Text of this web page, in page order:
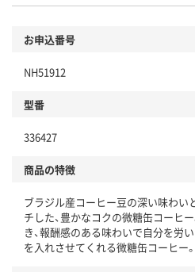
本体
仕組
この商品の環境配慮ポイントです。
アスクル商品環境スコア詳細／加点
お申込番号
NH51912
型番
336427
商品の特徴
ブラジル産コーヒー豆の深い味わい
チした、豊かなコクの微糖缶コーヒ
き、報酬感のある味わいで自分を労い
を入れさせてくれる微糖缶コーヒー。